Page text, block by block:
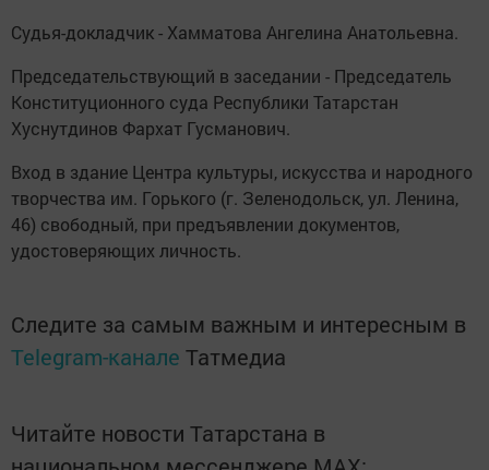
Судья-докладчик - Хамматова Ангелина Анатольевна.
Председательствующий в заседании - Председатель
Конституционного суда Республики Татарстан
Хуснутдинов Фархат Гусманович.
Вход в здание Центра культуры, искусства и народного
творчества им. Горького (г. Зеленодольск, ул. Ленина,
46) свободный, при предъявлении документов,
удостоверяющих личность.
Следите за самым важным и интересным в
Telegram-канале Татмедиа
Читайте новости Татарстана в